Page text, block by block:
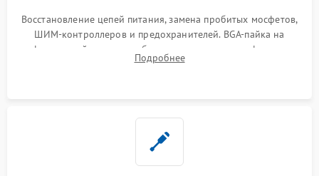
Восстановление цепей питания, замена пробитых мосфетов,
ШИМ-контроллеров и предохранителей. BGA-пайка на
инфракрасной станции реболлинг или замена графического
чипа и дефектной памяти GDDR. Прошивка BIOS
Подробнее